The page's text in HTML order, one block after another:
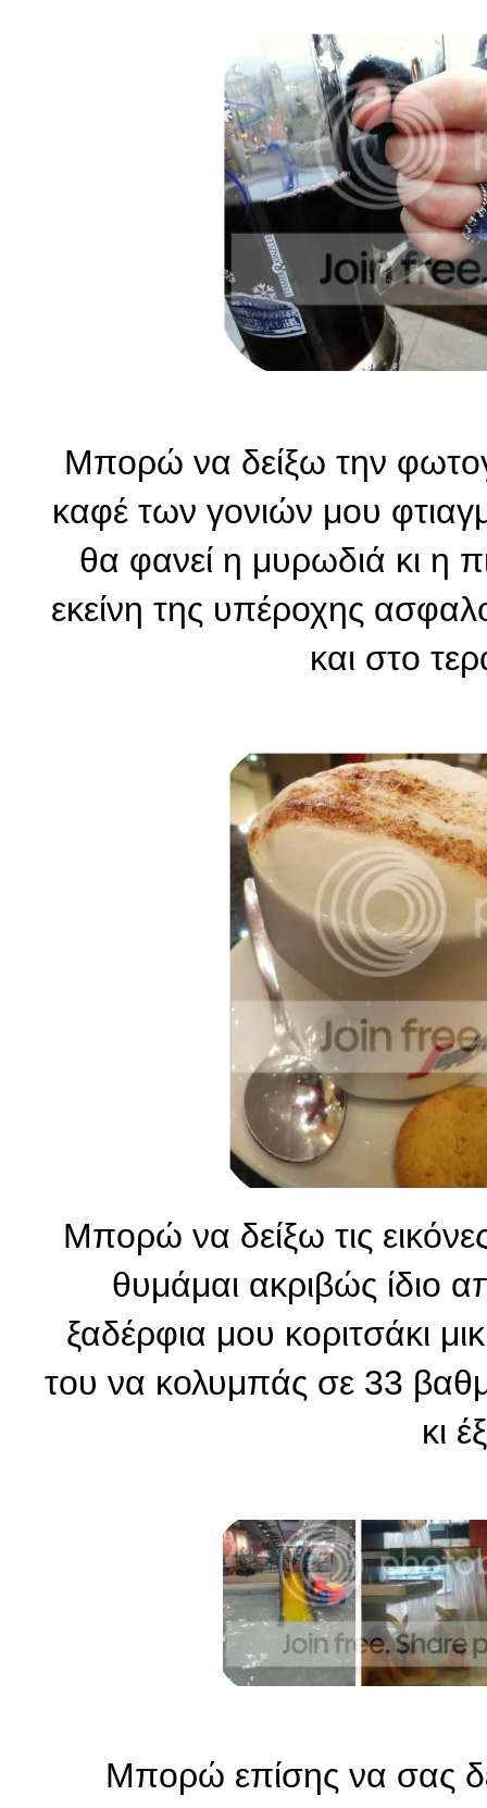
Μπορώ να δείξω την
καφέ των γονιών μου
θα φανεί η μυρωδιά κι η
εκείνη της υπέροχης
και στο
Μπορώ να δείξω τις
θυμάμαι ακριβώς ίδιο
ξαδέρφια μου κοριτσάκι
του να κολυμπάς σε 33
κι
Μπορώ επίσης να σας